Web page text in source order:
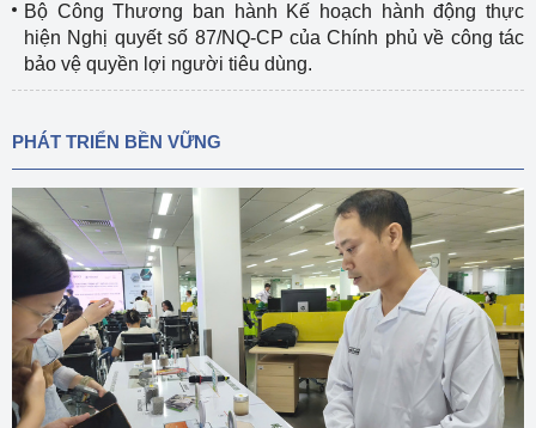
Bộ Công Thương ban hành Kế hoạch hành động thực
hiện Nghị quyết số 87/NQ-CP của Chính phủ về công tác
bảo vệ quyền lợi người tiêu dùng.
PHÁT TRIỂN BỀN VỮNG